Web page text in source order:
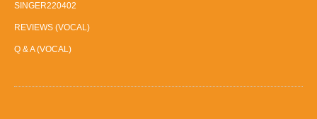
SINGER220402
REVIEWS (VOCAL)
Q & A (VOCAL)